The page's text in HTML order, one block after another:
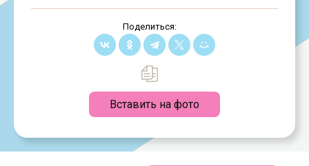
Поделиться:
Вставить на фото